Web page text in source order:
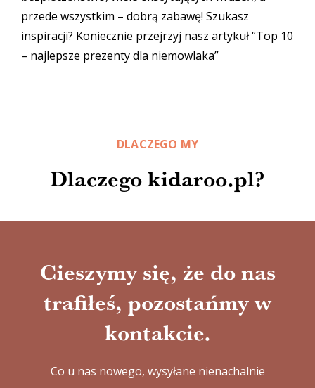
przede wszystkim – dobrą zabawę! Szukasz
inspiracji? Koniecznie przejrzyj nasz artykuł“Top 10
– najlepsze prezenty dla niemowlaka”
Dlaczego kidaroo.pl?
DLACZEGO MY
Cieszymy się, że do nas
trafiłeś, pozostańmy w
kontakcie.
Co u nas nowego, wysyłane nienachalnie